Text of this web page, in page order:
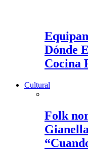
Dónde
Cocina
Cultural
Folk